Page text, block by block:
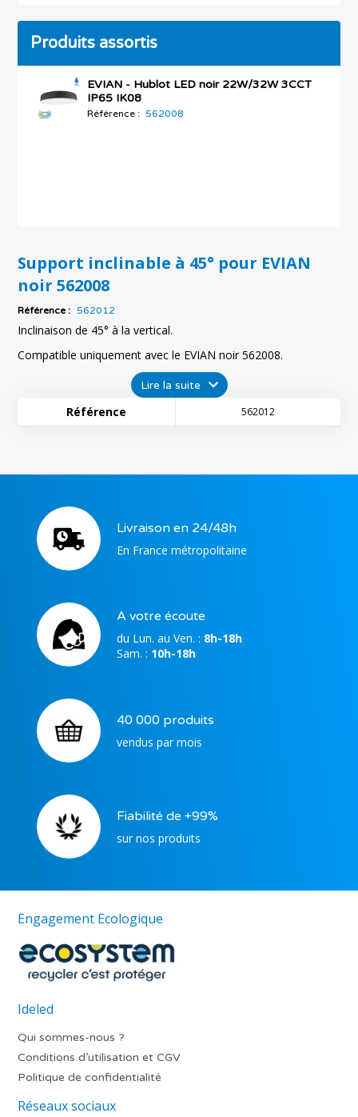
Produits assortis
EVIAN - Hublot LED noir 22W/32W 3CCT
IP65 IK08
Référence : 562008
Support inclinable à 45° pour EVIAN
noir 562008
Référence : 562012
Inclinaison de 45° à la vertical.
Compatible uniquement avec le EVIAN noir 562008.
Lire la suite
Référence 562012
Livraison en 24/48h
En France métropolitaine
A votre écoute
du Lun. au Ven. : 8h-18h
Sam. : 10h-18h
40 000 produits
vendus par mois
Fiabilité de +99%
sur nos produits
Engagement Ecologique
Ideled
Qui sommes-nous ?
Conditions d’utilisation et CGV
Politique de confidentialité
Réseaux sociaux